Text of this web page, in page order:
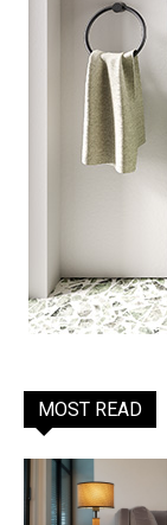
MOST READ